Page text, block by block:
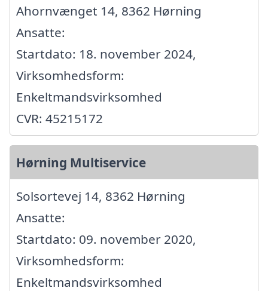
Ahornvænget 14, 8362 Hørning
Ansatte:
Startdato: 18. november 2024,
Virksomhedsform:
Enkeltmandsvirksomhed
CVR: 45215172
Hørning Multiservice
Solsortevej 14, 8362 Hørning
Ansatte:
Startdato: 09. november 2020,
Virksomhedsform:
Enkeltmandsvirksomhed